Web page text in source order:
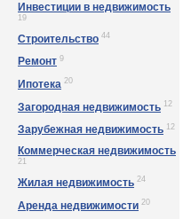
Инвестиции в недвижимость
19
Строительство 44
Ремонт 9
Ипотека 20
Загородная недвижимость 12
Зарубежная недвижимость 12
Коммерческая недвижимость
21
Жилая недвижимость 24
Аренда недвижимости 20